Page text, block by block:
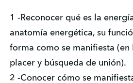
1 -Reconocer qué es la
anatomía energética, su
forma como se manifiesta (en
placer y búsqueda de unión).
2 -Conocer cómo se